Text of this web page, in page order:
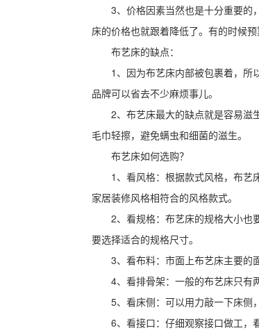
3、价格因素当然也是十分重要的
床的价格也就跟着降低了。有的时候
布艺床的缺点：
1、因为布艺床内部被包裹着，所
品牌可以省去不少麻烦事儿。
2、布艺床最大的缺点就是容易滋
毛巾轻擦，避免螨虫和细菌的滋生。
布艺床如何选购？
1、看风格：根据款式风格，布艺
家居装修风格相符合的风格款式。
2、看规格：布艺床的规格大小也
要选择适合的规格尺寸。
3、看布料：市面上布艺床主要的
4、看排骨架：一般的布艺床只有
5、看床侧：可以用力敲一下床侧
6、看接口：仔细观察接口做工，